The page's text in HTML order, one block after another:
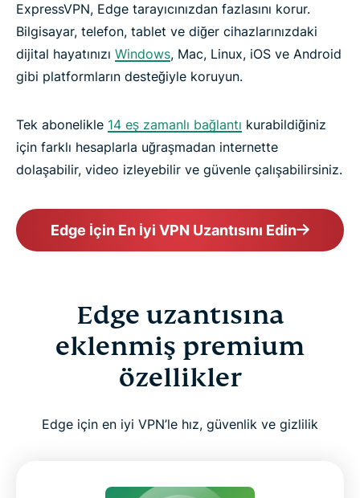
ExpressVPN, Edge tarayıcınızdan fazlasını korur.
Bilgisayar, telefon, tablet ve diğer cihazlarınızdaki
dijital hayatınızı Windows, Mac, Linux, iOS ve Android
gibi platformların desteğiyle koruyun.
Tek abonelikle 14 eş zamanlı bağlantı kurabildiğiniz
için farklı hesaplarla uğraşmadan internette
dolaşabilir, video izleyebilir ve güvenle çalışabilirsiniz.
Edge İçin En İyi VPN Uzantısını Edin
Edge uzantısına
eklenmiş premium
özellikler
Edge için en iyi VPN’le hız, güvenlik ve gizlilik